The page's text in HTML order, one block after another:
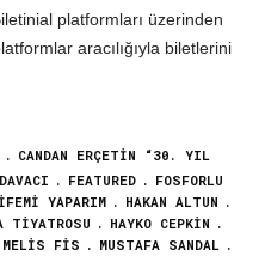
platformları üzerinden
aracılığıyla biletlerini
CANDAN ERÇETIN “30. YIL
FEATURED
FOSFORLU
YAPARIM
HAKAN ALTUN
TIYATROSU
HAYKO CEPKIN
MELIS FIS
MUSTAFA SANDAL